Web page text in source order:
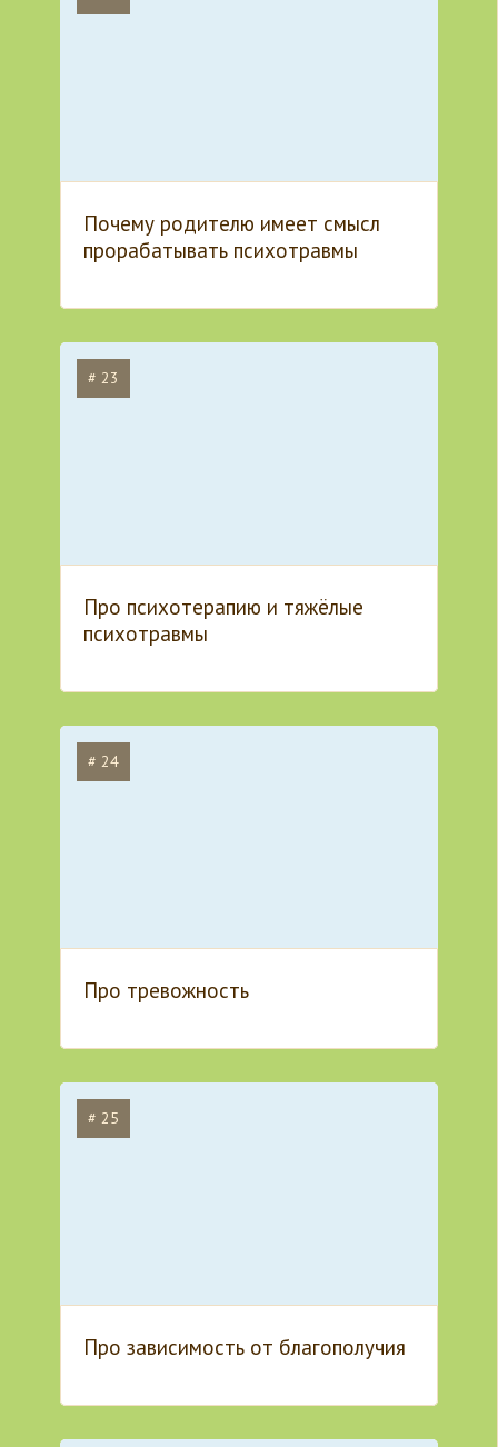
Почему родителю имеет смысл
прорабатывать психотравмы
# 23
Про психотерапию и тяжёлые
психотравмы
# 24
Про тревожность
# 25
Про зависимость от благополучия